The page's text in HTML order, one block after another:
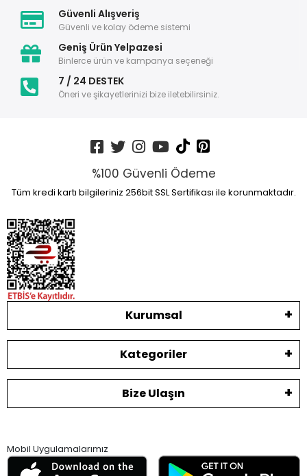
Güvenli Alışveriş
Güvenli ve kolay ödeme sistemi
Geniş Ürün Yelpazesi
Binlerce ürün ve kampanya seçeneği
7 / 24 DESTEK
Öneri ve şikayetlerinizi bize iletebilirsiniz.
%100 Güvenli Ödeme
Tüm kredi kartı bilgileriniz 256bit SSL Sertifikası ile korunmaktadır.
Kurumsal
Kategoriler
Bize Ulaşın
Mobil Uygulamalarımız